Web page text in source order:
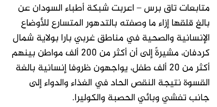
متابعات تاق برس – اعربت شبكة أطباء السودان عن
بالغ قلقها إزاء ما وصفته بالتدهور المتسارع للأوضاع
الإنسانية والصحية في مناطق غربي بارا بولاية شمال
كردفان، مشيرةً إلى أن أكثر من 200 ألف مواطن بينهم
أكثر من 20 ألف طفل، يواجهون ظروفا إنسانية بالغة
القسوة نتيجة النقص الحاد في الغذاء والدواء إلى
جانب تفشي وبائي الحصبة والكوليرا.